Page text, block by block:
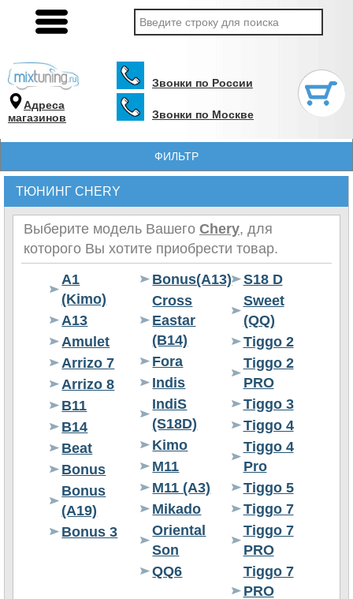
Адреса
магазинов
Звонки по России
Звонки по Москве
ФИЛЬТР
ТЮНИНГ CHERY
Выберите модель Вашего Chery, для
которого Вы хотите приобрести товар.
A1
(Kimo)
A13
Amulet
Arrizo 7
Arrizo 8
B11
B14
Beat
Bonus
Bonus
(A19)
Bonus 3
Bonus(A13)
Cross
Eastar
(B14)
Fora
Indis
IndiS
(S18D)
Kimo
M11
M11 (A3)
Mikado
Oriental
Son
QQ6
S18 D
Sweet
(QQ)
Tiggo 2
Tiggo 2
PRO
Tiggo 3
Tiggo 4
Tiggo 4
Pro
Tiggo 5
Tiggo 7
Tiggo 7
PRO
Tiggo 7
PRO